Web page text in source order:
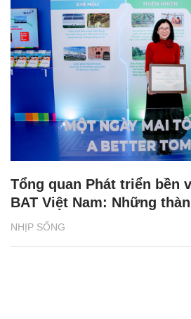
NHỊP SỐNG
Tổng quan Phát triển bền
BAT Việt Nam: Những